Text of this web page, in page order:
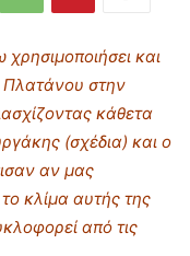
και
Πλατάνου στην
κάθετα
(σχέδια) και ο
αν μας
κλίμα αυτής της
από τις